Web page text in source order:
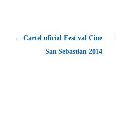
← Cartel oficial Festival Cine
San Sebastian 2014